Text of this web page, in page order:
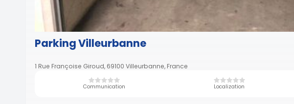
Parking Villeurbanne
1 Rue Françoise Giroud, 69100 Villeurbanne, France
Communication Localization